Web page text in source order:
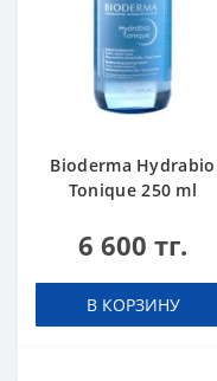
Bioderma Hydrabio
Tonique 250 ml
6 600 тг.
В КОРЗИНУ